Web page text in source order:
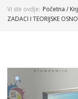
Vi ste ovdje: Početna /
ZADACI I TEORIJSKE